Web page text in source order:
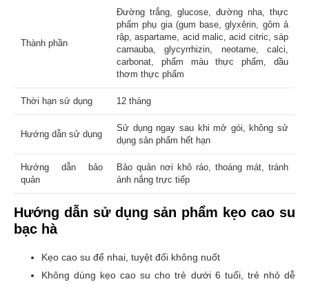
Thành phần
Đường trắng, glucose, đường nha, thực
phẩm phụ gia (gum base, glyxêrin, gôm ả
rập, aspartame, acid malic, acid citric, sáp
carnauba, glycyrrhizin, neotame, calci,
carbonat, phẩm màu thực phẩm, dầu
thơm thực phẩm
Thời hạn sử dụng 12 tháng
Hướng dẫn sử dụng
Sử dụng ngay sau khi mở gói, không sử
dụng sản phẩm hết hạn
Hướng dẫn bảo
quản
Bảo quản nơi khô ráo, thoáng mát, tránh
ánh nắng trực tiếp
Hướng dẫn sử dụng sản phẩm kẹo cao su
bạc hà
Kẹo cao su để nhai, tuyệt đối không nuốt
Không dùng kẹo cao su cho trẻ dưới 6 tuổi, trẻ nhỏ dễ
Email